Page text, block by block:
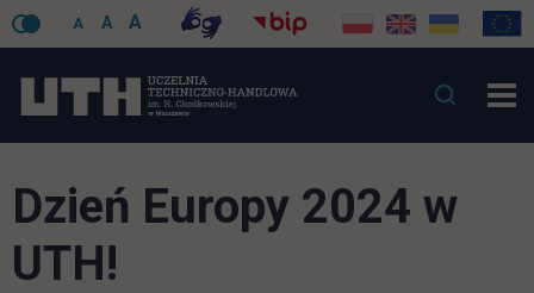
A A A
Dzień Europy 2024 w
UTH!